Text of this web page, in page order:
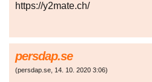
https://y2mate.ch/
persdap.se
(persdap.se, 14. 10. 2020 3:06)